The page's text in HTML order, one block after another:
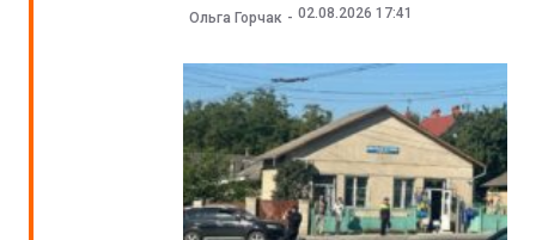
Ольга Горчак 02.08.2026 17:41